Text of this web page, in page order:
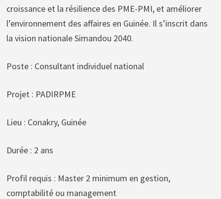
croissance et la résilience des PME-PMI, et améliorer
l’environnement des affaires en Guinée. Il s’inscrit dans
la vision nationale Simandou 2040.
Poste : Consultant individuel national
Projet : PADIRPME
Lieu : Conakry, Guinée
Durée : 2 ans
Profil requis : Master 2 minimum en gestion,
comptabilité ou management